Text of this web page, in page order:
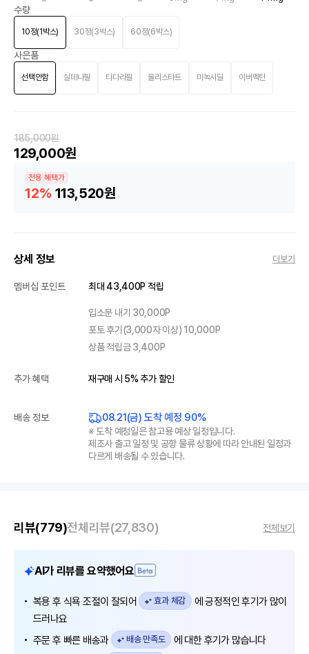
185,000원
129,000원
전용 혜택가
12% 113,520원
수량
10정(1박스) 30정(3박스) 60정(6박스)
사은품
선택안함 실데나필 타다라필 올리스타트 미녹시딜 이버멕틴
상세 정보 더보기
멤버십 포인트 최대 43,400P 적립
입소문 내기 30,000P
포토 후기(3,000자 이상) 10,000P
상품 적립금 3,400P
추가 혜택 재구매 시 5% 추가 할인
배송 정보 08.21(금) 도착 예정 90%
※ 도착 예정일은 참고용 예상 일정입니다.
제조사 출고 일정 및 공항 물류 상황에 따라 안내된 일정과
다르게 배송될 수 있습니다.
리뷰(779)전체리뷰(27,830) 전체보기
AI가 리뷰를 요약했어요
복용 후 식욕 조절이 잘되어 효과 체감
에 긍정적인 후기가 많이
드러나요
주문 후 빠른 배송과
배송 만족도
에 대한 후기가 많습니다